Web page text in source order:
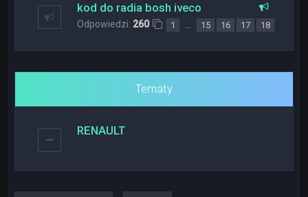
kod do radia bosh iveco
Odpowiedzi: 260 1 … 15 16 17 18
Tematy
RENAULT